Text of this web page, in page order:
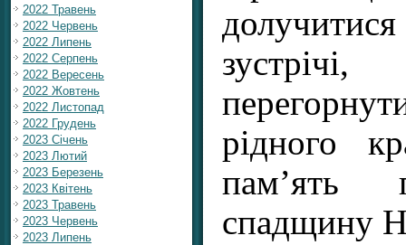
2022 Травень
2022 Червень
2022 Липень
2022 Серпень
2022 Вересень
2022 Жовтень
2022 Листопад
2022 Грудень
2023 Січень
2023 Лютий
2023 Березень
2023 Квітень
2023 Травень
2023 Червень
2023 Липень
рідного
пам’ять
спадщину